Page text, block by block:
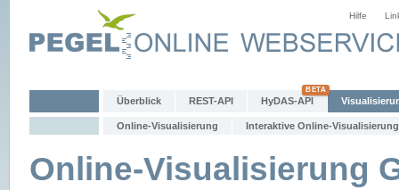
Hilfe
Überblick REST-API HyDAS-API
Online-Visualisierung Interaktive Online-Visualisierung
Online-Visualisierung